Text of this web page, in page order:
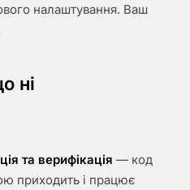
налаштування. Ваш
ні
та верифікація — код
приходить і працює